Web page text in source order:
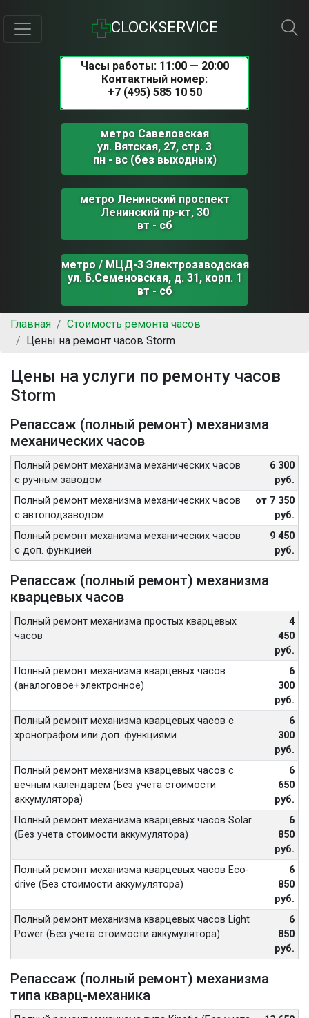
CLOCKSERVICE
Часы работы: 11:00 — 20:00
Контактный номер:
+7 (495) 585 10 50
метро Савеловская
ул. Вятская, 27, стр. 3
пн - вс (без выходных)
метро Ленинский проспект
Ленинский пр-кт, 30
вт - сб
метро / МЦД-3 Электрозаводская
ул. Б.Семеновская, д. 31, корп. 1
вт - сб
Главная
Стоимость ремонта часов
Цены на ремонт часов Storm
Цены на услуги по ремонту часов
Storm
Репассаж (полный ремонт) механизма
механических часов
Полный ремонт механизма механических часов
с ручным заводом
6 300
руб.
Полный ремонт механизма механических часов
с автоподзаводом
от 7 350
руб.
Полный ремонт механизма механических часов
с доп. функцией
9 450
руб.
Репассаж (полный ремонт) механизма
кварцевых часов
Полный ремонт механизма простых кварцевых
часов
4
450
руб.
Полный ремонт механизма кварцевых часов
(аналоговое+электронное)
6
300
руб.
Полный ремонт механизма кварцевых часов с
хронографом или доп. функциями
6
300
руб.
Полный ремонт механизма кварцевых часов с
вечным календарём (Без учета стоимости
аккумулятора)
6
650
руб.
Полный ремонт механизма кварцевых часов Solar
(Без учета стоимости аккумулятора)
6
850
руб.
Полный ремонт механизма кварцевых часов Eco-
drive (Без стоимости аккумулятора)
6
850
руб.
Полный ремонт механизма кварцевых часов Light
Power (Без учета стоимости аккумулятора)
6
850
руб.
Репассаж (полный ремонт) механизма
типа кварц-механика